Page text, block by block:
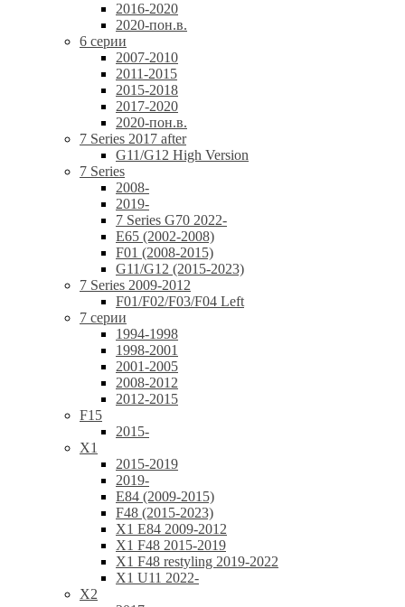
2016-2020
2020-пон.в.
6 серии
2007-2010
2011-2015
2015-2018
2017-2020
2020-пон.в.
7 Series 2017 after
G11/G12 High Version
7 Series
2008-
2019-
7 Series G70 2022-
E65 (2002-2008)
F01 (2008-2015)
G11/G12 (2015-2023)
7 Series 2009-2012
F01/F02/F03/F04 Left
7 серии
1994-1998
1998-2001
2001-2005
2008-2012
2012-2015
F15
2015-
X1
2015-2019
2019-
E84 (2009-2015)
F48 (2015-2023)
X1 E84 2009-2012
X1 F48 2015-2019
X1 F48 restyling 2019-2022
X1 U11 2022-
X2